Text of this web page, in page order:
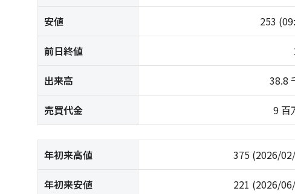
安値 253
前日終値
出来高 38.8
売買代金 9 百
年初来高値 375 (2026/
年初来安値 221 (2026/